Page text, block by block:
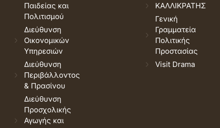
Παιδείας και
Πολιτισμού
Διεύθυνση
Οικονομικών
Υπηρεσιών
Διεύθυνση
Περιβάλλοντος
& Πρασίνου
Διεύθυνση
Προσχολικής
Αγωγής και
ΚΑΛΛΙΚΡΑΤΗΣ
Γενική
Γραμματεία
Πολιτικής
Προστασίας
Visit Drama